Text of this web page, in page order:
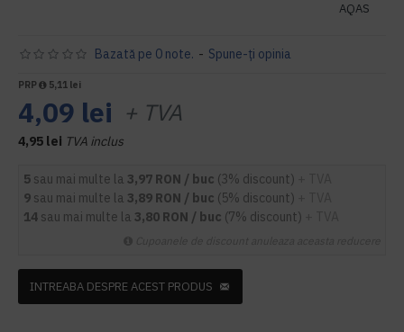
AQAS
Bazată pe 0 note. - Spune-ţi opinia
PRP 5,11 lei
4,09 lei + TVA
4,95 lei TVA inclus
5 sau mai multe la 3,97 RON / buc (3% discount)
9 sau mai multe la 3,89 RON / buc (5% discount)
14 sau mai multe la 3,80 RON / buc (7% discount)
INTREABA DESPRE ACEST PRODUS